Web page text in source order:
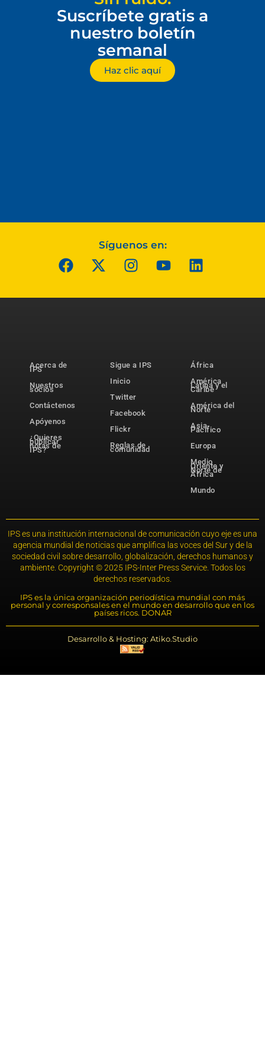
Suscríbete gratis a
nuestro boletín
semanal
Haz clic aquí
Síguenos en:
Acerca de
IPS
Nuestros
socios
Contáctenos
Apóyenos
¿Quieres
publicar
notas de
IPS?
Sigue a IPS
Inicio
Twitter
Facebook
Flickr
Reglas de
comunidad
África
América
Latina y el
Caribe
América del
Norte
Asia-
Pacífico
Europa
Medio
Oriente y
Norte de
África
Mundo
IPS es una institución internacional de comunicación cuyo eje es una
agencia mundial de noticias que amplifica las voces del Sur y de la
sociedad civil sobre desarrollo, globalización, derechos humanos y
ambiente. Copyright © 2025 IPS-Inter Press Service. Todos los
derechos reservados.
IPS es la única organización periodística mundial con más
personal y corresponsales en el mundo en desarrollo que en los
países ricos. DONAR
Desarrollo & Hosting: Atiko.Studio